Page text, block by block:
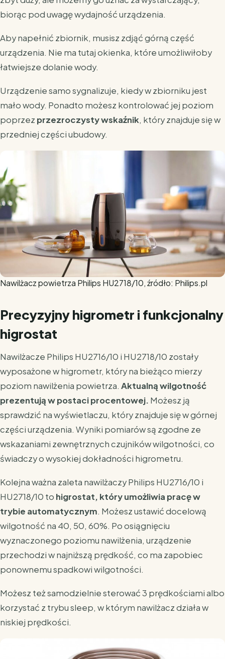
biorąc pod uwagę wydajność urządzenia.
Aby napełnić zbiornik, musisz zdjąć górną część
urządzenia. Nie ma tutaj okienka, które umożliwiłoby
łatwiejsze dolanie wody.
Urządzenie samo sygnalizuje, kiedy w zbiorniku jest
mało wody. Ponadto możesz kontrolować jej poziom
poprzez przezroczysty wskaźnik, który znajduje się w
przedniej części ubudowy.
Nawilżacz powietrza Philips HU2718/10, źródło: Philips.pl
Precyzyjny higrometr i funkcjonalny
higrostat
Nawilżacze Philips HU2716/10 i HU2718/10 zostały
wyposażone w higrometr, który na bieżąco mierzy
poziom nawilżenia powietrza. Aktualną wilgotność
prezentują w postaci procentowej. Możesz ją
sprawdzić na wyświetlaczu, który znajduje się w górnej
części urządzenia. Wyniki pomiarów są zgodne ze
wskazaniami zewnętrznych czujników wilgotności, co
świadczy o wysokiej dokładności higrometru.
Kolejna ważna zaleta nawilżaczy Philips HU2716/10 i
HU2718/10 to higrostat, który umożliwia pracę w
trybie automatycznym. Możesz ustawić docelową
wilgotność na 40, 50, 60%. Po osiągnięciu
wyznaczonego poziomu nawilżenia, urządzenie
przechodzi w najniższą prędkość, co ma zapobiec
ponownemu spadkowi wilgotności.
Możesz też samodzielnie sterować 3 prędkościami albo
korzystać z trybu sleep, w którym nawilżacz działa w
niskiej prędkości.